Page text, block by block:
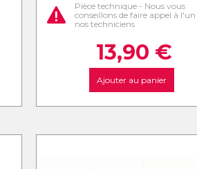
Pièce technique - Nous vous
conseillons de faire appel à l'un
nos techniciens
13,90 €
Ajouter au panier